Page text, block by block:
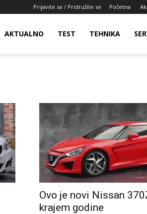
Prijavite se / Pridružite se Početna
AKTUALNO TEST TEHNIKA
Ovo je novi Nissan
krajem godine